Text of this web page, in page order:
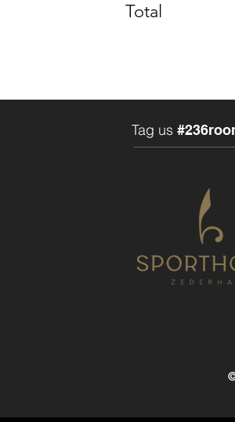
Total
Tag us